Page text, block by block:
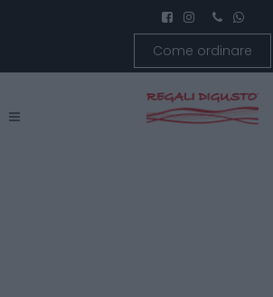
Come ordinare